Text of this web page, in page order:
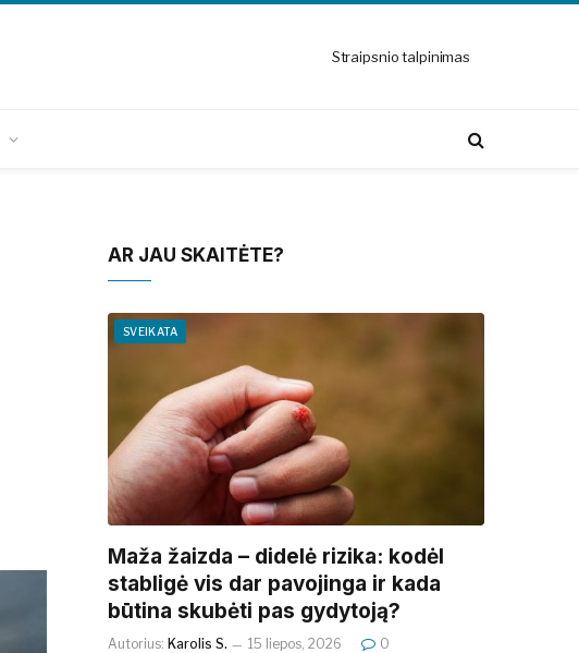
Straipsnio talpinimas
AR JAU SKAITĖTE?
SVEIKATA
​​Maža žaizda – didelė rizika: kodėl
stabligė vis dar pavojinga ir kada
būtina skubėti pas gydytoją?
Autorius: Karolis S. 15 liepos, 2026 0